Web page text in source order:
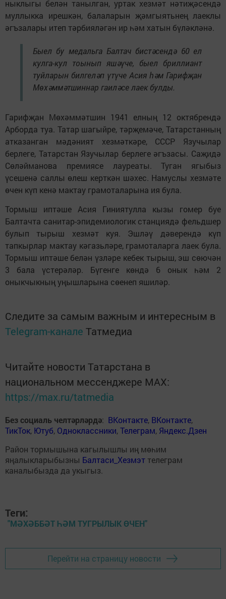
ныклыгы белән танылган, уртак хезмәт нәтиҗәсендә
муллыкка ирешкән, балаларын җәмгыятьнең лаеклы
әгъзалары итеп тәрбияләгән ир һәм хатын бүләкләнә.
Быел бу медальга Балтач бистәсендә 60 ел
кулга-кул тоынып яшәүче, быел бриллиант
туйларын билгеләп үтүче Асия һәм Гарифҗан
Мөхәммәтшиннар гаиләсе лаек булды.
Гарифҗан Мөхәммәтшин 1941 елның 12 октябрендә
Арборда туа. Татар шагыйре, тәрҗемәче, Татарстанның
атказанган мәдәният хезмәткәре, СССР Язучылар
берлеге, Татарстан Язучылар берлеге әгъзасы. Саҗидә
Сөләйманова премиясе лауреаты. Туган ягыбыз
үсешенә саллы өлеш керткән шәхес. Намуслы хезмәте
өчен күп кенә мактау грамоталарына ия була.
Тормыш иптәше Асия Гиниятулла кызы гомер буе
Балтачта санитар-эпидемиологик станциядә фельдшер
булып тырыш хезмәт куя. Эшләү дәверендә күп
тапкырлар мактау кәгазьләре, грамоталарга лаек була.
Тормыш иптәше белән үзләре кебек тырыш, эш сөючән
3 бала үстерәләр. Бүгенге көндә 6 онык һәм 2
оныкчыкның уңышларына сөенеп яшиләр.
Следите за самым важным и интересным в
Telegram-канале Татмедиа
Читайте новости Татарстана в
национальном мессенджере MАХ:
https://max.ru/tatmedia
Без социаль челтәрләрдә: ВКонтакте, ВКонтакте,
ТикТок, Ютуб, Одноклассники,Телеграм, Яндекс.Дзен
Район тормышына кагылышлы иң мөһим
яңалыкларыбызны Балтаси_Хезмэт телеграм
каналыбызда да укыгыз.
Теги:
"МӘХӘББӘТ ҺӘМ ТУГРЫЛЫК ӨЧЕН"
Перейти на страницу новости